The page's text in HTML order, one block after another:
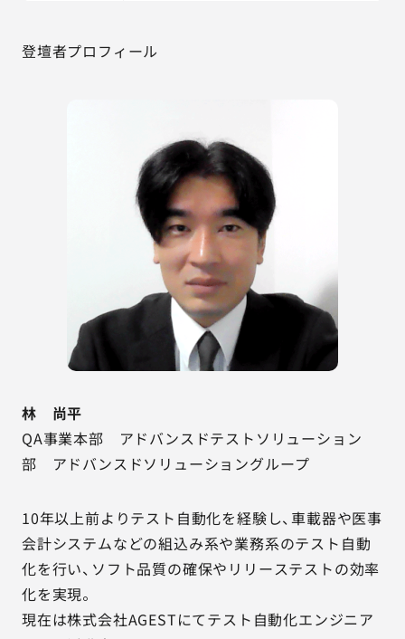
登壇者プロフィール
林 尚平
QA事業本部 アドバンスドテストソリューション
部 アドバンスドソリューショングループ
10年以上前よりテスト自動化を経験し、車載器や医事
会計システムなどの組込み系や業務系のテスト自動
化を行い、ソフト品質の確保やリリーステストの効率
化を実現。
現在は株式会社AGESTにてテスト自動化エンジニア